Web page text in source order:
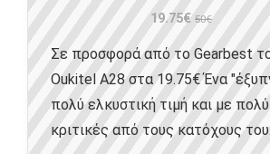
19.75€ 50€
Σε προσφορά από το Gearbest
Oukitel A28 στα 19.75€ Ένα
πολύ ελκυστική τιμή και με
κριτικές από τους κατόχους